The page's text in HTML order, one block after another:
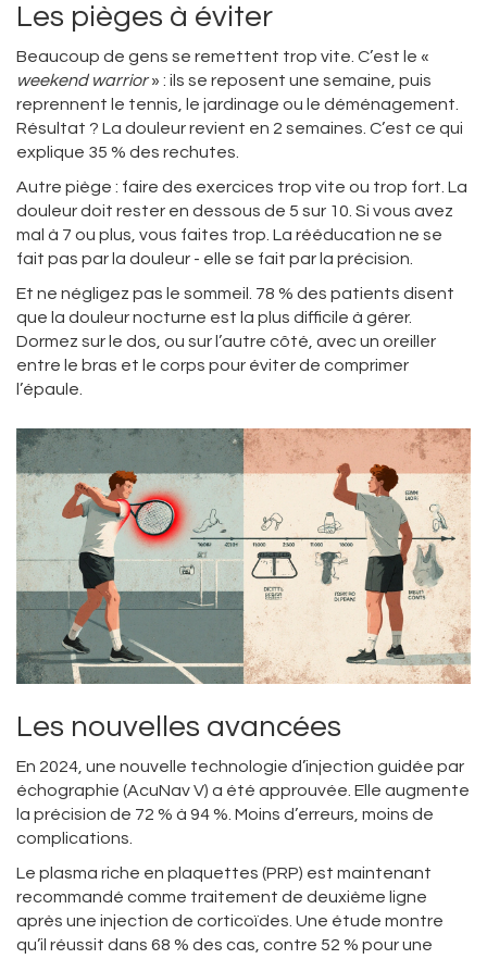
Les pièges à éviter
Beaucoup de gens se remettent trop vite. C’est le «
weekend warrior» : ils se reposent une semaine, puis
reprennent le tennis, le jardinage ou le déménagement.
Résultat ? La douleur revient en 2 semaines. C’est ce qui
explique 35 % des rechutes.
Autre piège : faire des exercices trop vite ou trop fort. La
douleur doit rester en dessous de 5 sur 10. Si vous avez
mal à 7 ou plus, vous faites trop. La rééducation ne se
fait pas par la douleur - elle se fait par la précision.
Et ne négligez pas le sommeil. 78 % des patients disent
que la douleur nocturne est la plus difficile à gérer.
Dormez sur le dos, ou sur l’autre côté, avec un oreiller
entre le bras et le corps pour éviter de comprimer
l’épaule.
Les nouvelles avancées
En 2024, une nouvelle technologie d’injection guidée par
échographie (AcuNav V) a été approuvée. Elle augmente
la précision de 72 % à 94 %. Moins d’erreurs, moins de
complications.
Le plasma riche en plaquettes (PRP) est maintenant
recommandé comme traitement de deuxième ligne
après une injection de corticoïdes. Une étude montre
qu’il réussit dans 68 % des cas, contre 52 % pour une